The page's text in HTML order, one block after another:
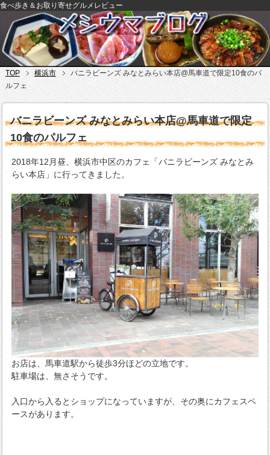
食べ歩き＆お取り寄せグルメレビュー
TOP 横浜市
バニラビーンズ みなとみらい本店@馬車道で限定10食のパ
ルフェ
バニラビーンズ みなとみらい本店@馬車道で限定
10食のパルフェ
2018年12月昼、横浜市中区のカフェ「バニラビーンズ みなとみ
らい本店」に行ってきました。
お店は、馬車道駅から徒歩3分ほどの立地です。
駐車場は、無さそうです。
入口から入るとショップになっていますが、その奥にカフェスペ
ースがあります。